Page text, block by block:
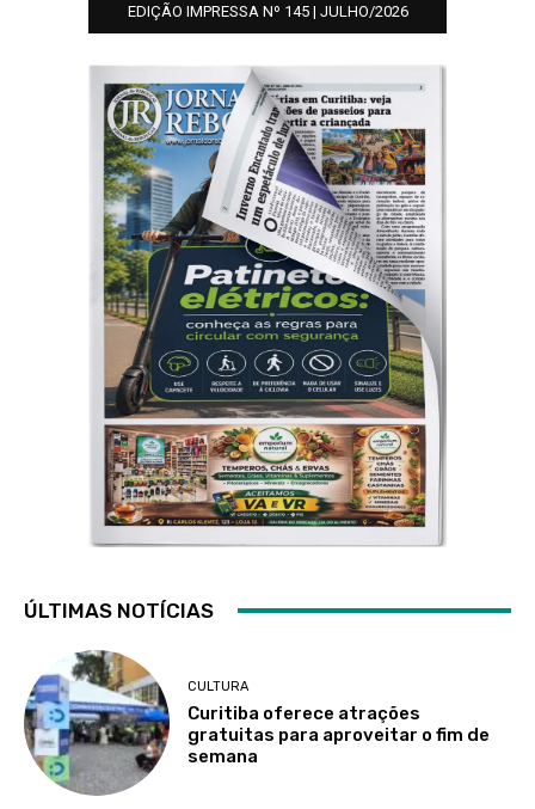
EDIÇÃO IMPRESSA Nº 145 | JULHO/2026
ÚLTIMAS NOTÍCIAS
CULTURA
Curitiba oferece atrações
gratuitas para aproveitar o fim de
semana